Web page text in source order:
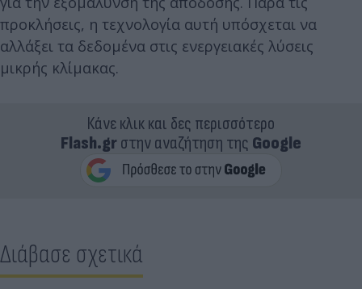
προκλήσεις, η τεχνολογία αυτή υπόσχεται να
αλλάξει τα δεδομένα στις ενεργειακές λύσεις
μικρής κλίμακας.
Κάνε κλικ και δες περισσότερο
Flash.grστην αναζήτηση της Google
Διάβασε σχετικά